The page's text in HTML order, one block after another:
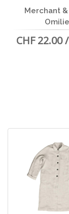
Merchant
Omilie
CHF 22.00